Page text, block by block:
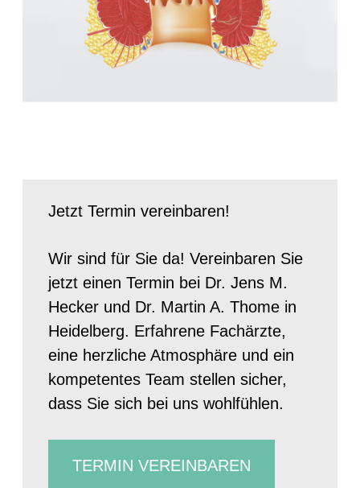
Jetzt Termin vereinbaren!
Wir sind für Sie da! Vereinbaren Sie
jetzt einen Termin bei Dr. Jens M.
Hecker und Dr. Martin A. Thome in
Heidelberg. Erfahrene Fachärzte,
eine herzliche Atmosphäre und ein
kompetentes Team stellen sicher,
dass Sie sich bei uns wohlfühlen.
TERMIN VEREINBAREN